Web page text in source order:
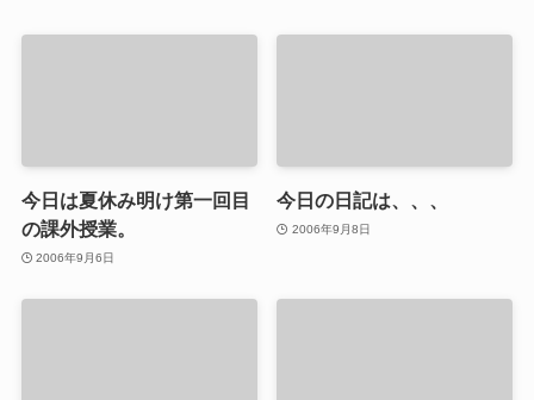
今日は夏休み明け第一回目
の課外授業。
2006年9月6日
今日の日記は、、、
2006年9月8日